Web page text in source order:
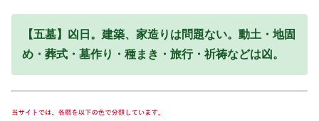
【五墓】凶日。建築、家造りは問題ない。動土・地固
め・葬式・墓作り・種まき・旅行・祈祷などは凶。